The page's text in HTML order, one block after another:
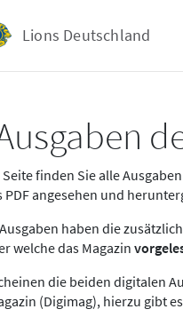
Lions Deutschland
finden Sie alle
PDF angesehen und
haben die
welche das Magazin
die beiden digitalen
(Digimag), hierzu gibt